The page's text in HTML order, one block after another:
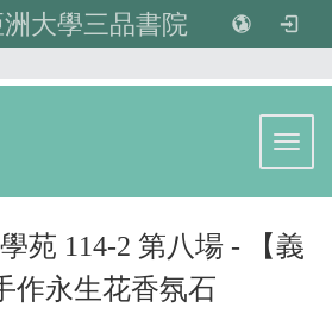
大學三品書院
苑 114-2 第八場 - 【義
作永生花香氛石